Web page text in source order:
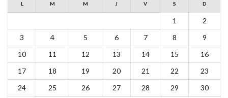
L M M J V S D
1
2
3
4 5 6 7 8
9
10
11 12 13 14 15
16
17
18 19 20 21 22
23
24
25 26 27 28 29
30